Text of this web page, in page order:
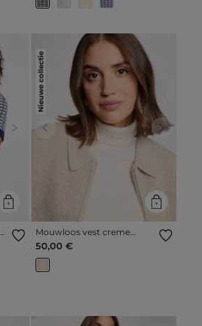
Next
Nieuwe collectie
Previous Next
Mouwloos vest creme
50,00 €